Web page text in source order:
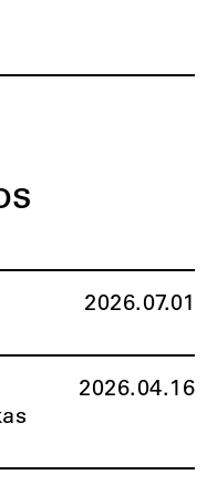
2026.07.01
2026.04.16